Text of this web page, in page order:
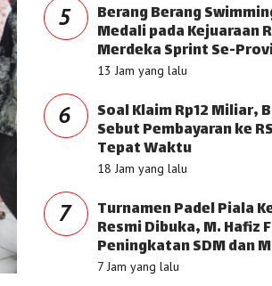
5 Berang Berang
Medali pada Kejuaraan
Merdeka Sprint Se-
13 Jam yang lalu
6 Soal Klaim Rp12 Miliar,
Sebut Pembayaran ke
Tepat Waktu
18 Jam yang lalu
7 Turnamen Padel Piala
Resmi Dibuka, M. Hafiz
Peningkatan SDM dan
7 Jam yang lalu